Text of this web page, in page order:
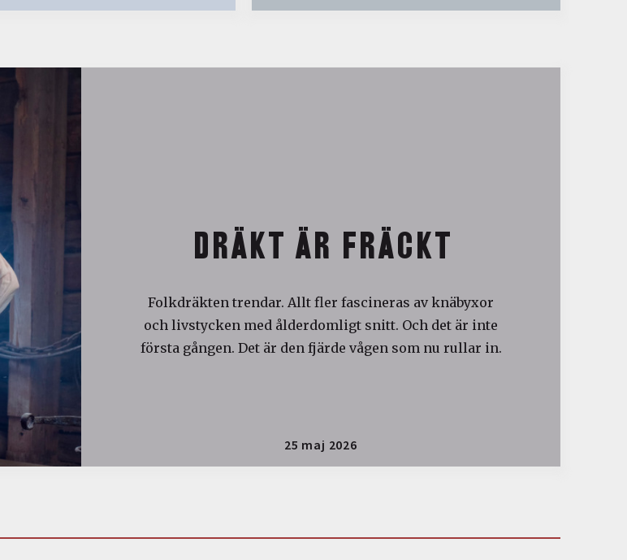
DRÄKT ÄR FRÄCKT
Folkdräkten trendar. Allt fler fascineras av knäbyxor
och livstycken med ålderdomligt snitt. Och det är inte
första gången. Det är den fjärde vågen som nu rullar in.
25 maj 2026